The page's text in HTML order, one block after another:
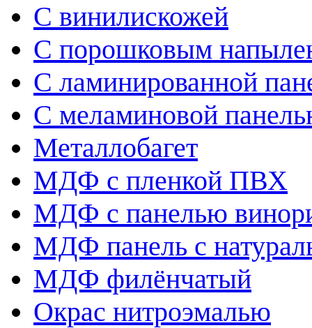
С винилискожей
С порошковым
С ламинированной
С меламиновой
Металлобагет
МДФ с пленкой ПВХ
МДФ с панелью
МДФ панель с
МДФ филёнчатый
Окрас нитроэмалью